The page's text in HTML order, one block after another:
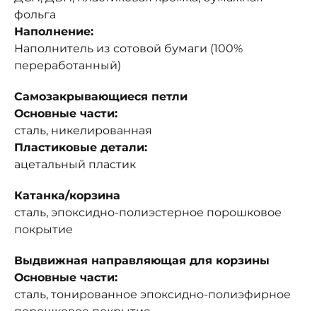
фольга
Наполнение:
Наполнитель из сотовой бумаги (100%
переработанный)
Самозакрывающиеся петли
Основные части:
сталь, никелированная
Пластиковые детали:
ацетальный пластик
Катанка/корзина
сталь, эпоксидно-полиэстерное порошковое
покрытие
Выдвижная направляющая для корзины
Основные части:
сталь, тонированное эпоксидно-полиэфирное